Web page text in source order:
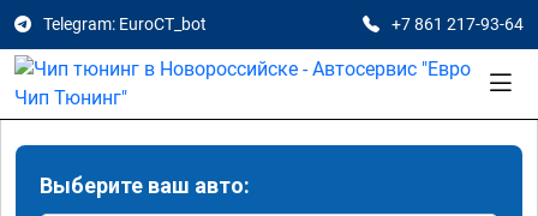
Telegram: EuroCT_bot +7 861 217-93-64
Выберите ваш авто: